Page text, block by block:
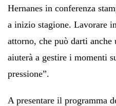
Hernanes in conferenza
a inizio stagione. Lavorare
attorno, che può darti
aiuterà a gestire i momenti
pressione”.
A presentare il programma